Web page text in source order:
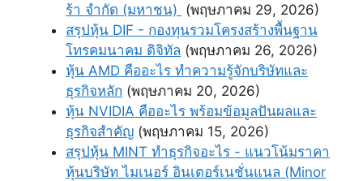
ร้า จำกัด (มหาชน) (พฤษภาคม 29, 2026)
สรุปหุ้น DIF - กองทุนรวมโครงสร้างพื้นฐาน
โทรคมนาคม ดิจิทัล (พฤษภาคม 26, 2026)
หุ้น AMD คืออะไร ทำความรู้จักบริษัทและ
ธุรกิจหลัก (พฤษภาคม 20, 2026)
หุ้น NVIDIA คืออะไร พร้อมข้อมูลปันผลและ
ธุรกิจสำคัญ (พฤษภาคม 15, 2026)
สรุปหุ้น MINT ทําธุรกิจอะไร - แนวโน้มราคา
หุ้นบริษัท ไมเนอร์ อินเตอร์เนชั่นแนล (Minor